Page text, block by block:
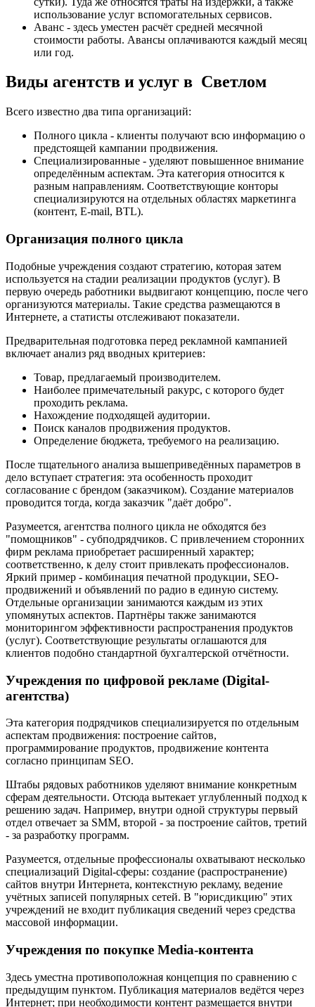
использование услуг вспомогательных сервисов.
Аванс - здесь уместен расчёт средней месячной
стоимости работы. Авансы оплачиваются каждый месяц
или год.
Виды агентств и услуг в Светлом
Всего известно два типа организаций:
Полного цикла - клиенты получают всю информацию о
предстоящей кампании продвижения.
Специализированные - уделяют повышенное внимание
определённым аспектам. Эта категория относится к
разным направлениям. Соответствующие конторы
специализируются на отдельных областях маркетинга
(контент, E-mail, BTL).
Организация полного цикла
Подобные учреждения создают стратегию, которая затем
используется на стадии реализации продуктов (услуг). В
первую очередь работники выдвигают концепцию, после чего
организуются материалы. Такие средства размещаются в
Интернете, а статисты отслеживают показатели.
Предварительная подготовка перед рекламной кампанией
включает анализ ряд вводных критериев:
Товар, предлагаемый производителем.
Наиболее примечательный ракурс, с которого будет
проходить реклама.
Нахождение подходящей аудитории.
Поиск каналов продвижения продуктов.
Определение бюджета, требуемого на реализацию.
После тщательного анализа вышеприведённых параметров в
дело вступает стратегия: эта особенность проходит
согласование с брендом (заказчиком). Создание материалов
проводится тогда, когда заказчик "даёт добро".
Разумеется, агентства полного цикла не обходятся без
"помощников" - субподрядчиков. С привлечением сторонних
фирм реклама приобретает расширенный характер;
соответственно, к делу стоит привлекать профессионалов.
Яркий пример - комбинация печатной продукции, SEO-
продвижений и объявлений по радио в единую систему.
Отдельные организации занимаются каждым из этих
упомянутых аспектов. Партнёры также занимаются
мониторингом эффективности распространения продуктов
(услуг). Соответствующие результаты оглашаются для
клиентов подобно стандартной бухгалтерской отчётности.
Учреждения по цифровой рекламе (Digital-
агентства)
Эта категория подрядчиков специализируется по отдельным
аспектам продвижения: построение сайтов,
программирование продуктов, продвижение контента
согласно принципам SEO.
Штабы рядовых работников уделяют внимание конкретным
сферам деятельности. Отсюда вытекает углубленный подход к
решению задач. Например, внутри одной структуры первый
отдел отвечает за SMM, второй - за построение сайтов, третий
- за разработку программ.
Разумеется, отдельные профессионалы охватывают несколько
специализаций Digital-сферы: создание (распространение)
сайтов внутри Интернета, контекстную рекламу, ведение
учётных записей популярных сетей. В "юрисдикцию" этих
учреждений не входит публикация сведений через средства
массовой информации.
Учреждения по покупке Media-контента
Здесь уместна противоположная концепция по сравнению с
предыдущим пунктом. Публикация материалов ведётся через
Интернет; при необходимости контент размещается внутри